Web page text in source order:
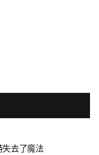
失去了魔法